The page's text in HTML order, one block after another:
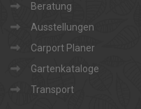
Beratung
Ausstellungen
Carport Planer
Gartenkataloge
Transport